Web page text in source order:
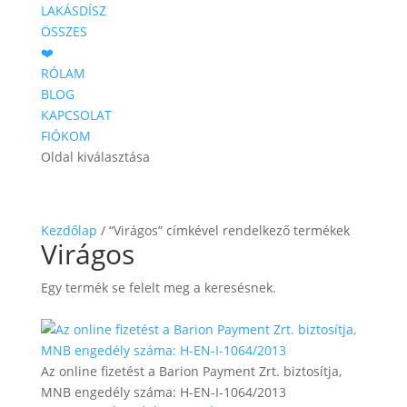
LAKÁSDÍSZ
ÖSSZES
❤️
RÓLAM
BLOG
KAPCSOLAT
FIÓKOM
Oldal kiválasztása
Kezdőlap / “Virágos” címkével rendelkező termékek
Virágos
Egy termék se felelt meg a keresésnek.
Az online fizetést a Barion Payment Zrt. biztosítja,
MNB engedély száma: H-EN-I-1064/2013